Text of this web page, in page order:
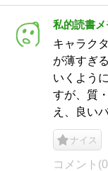
私的読書メ
キャラク
が薄すぎ
いくよう
すが、質
え、良い
ナイス
コメント